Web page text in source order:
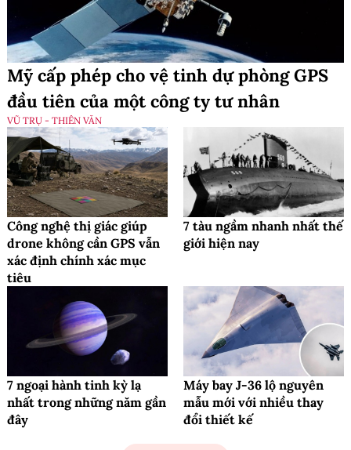
Mỹ cấp phép cho vệ tinh dự phòng GPS
đầu tiên của một công ty tư nhân
VŨ TRỤ - THIÊN VĂN
Công nghệ thị giác giúp
drone không cần GPS vẫn
xác định chính xác mục
tiêu
7 tàu ngầm nhanh nhất thế
giới hiện nay
7 ngoại hành tinh kỳ lạ
nhất trong những năm gần
đây
Máy bay J-36 lộ nguyên
mẫu mới với nhiều thay
đổi thiết kế